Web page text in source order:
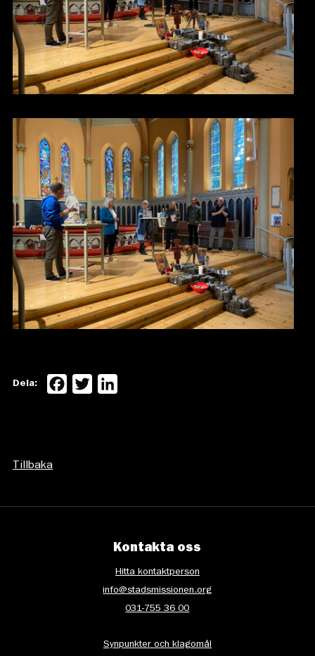
Dela: Facebook
Twitter
Tillbaka
Kontakta oss
Hitta kontaktperson
info@stadsmissionen.org
031-755 36 00
Synpunkter och klagomål